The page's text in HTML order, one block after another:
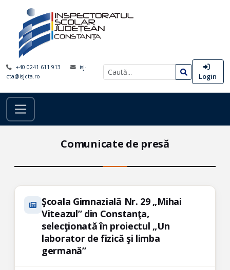
+40 0241 611 913
isj-
cta@isjcta.ro
Login
Comunicate de presă
Şcoala Gimnazială Nr. 29 „Mihai
Viteazul” din Constanţa,
selecţionată în proiectul „Un
laborator de fizică şi limba
germană”